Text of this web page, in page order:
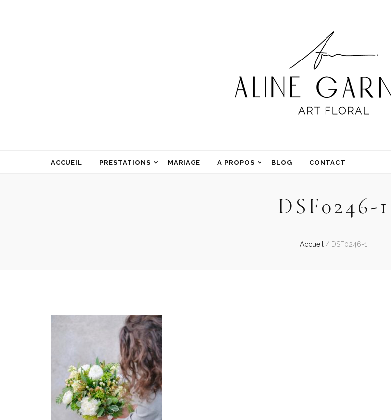
ACCUEIL PRESTATIONS MARIAGE A PROPOS BLOG CONTACT
DSF0246-1
Accueil / DSF0246-1